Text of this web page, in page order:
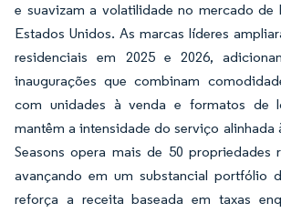
e suavizam a volatilidade no mercado de
Estados Unidos. As marcas líderes
residenciais em 2025 e 2026,
inaugurações que combinam
com unidades à venda e formatos de
mantêm a intensidade do serviço alinhada
Seasons opera mais de 50 propriedades
avançando em um substancial portfólio
reforça a receita baseada em taxas